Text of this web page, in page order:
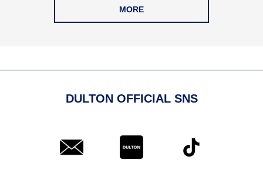
MORE
DULTON OFFICIAL SNS